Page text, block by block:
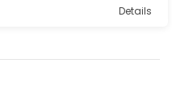
Details